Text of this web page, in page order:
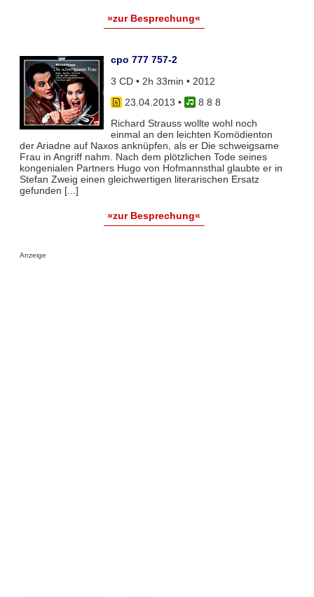
»zur Besprechung«
cpo 777 757-2
3 CD • 2h 33min • 2012
23.04.2013 •
8 8 8
Richard Strauss wollte wohl noch
einmal an den leichten Komödienton
der Ariadne auf Naxos anknüpfen, als er Die schweigsame
Frau in Angriff nahm. Nach dem plötzlichen Tode seines
kongenialen Partners Hugo von Hofmannsthal glaubte er in
Stefan Zweig einen gleichwertigen literarischen Ersatz
gefunden [...]
»zur Besprechung«
Anzeige